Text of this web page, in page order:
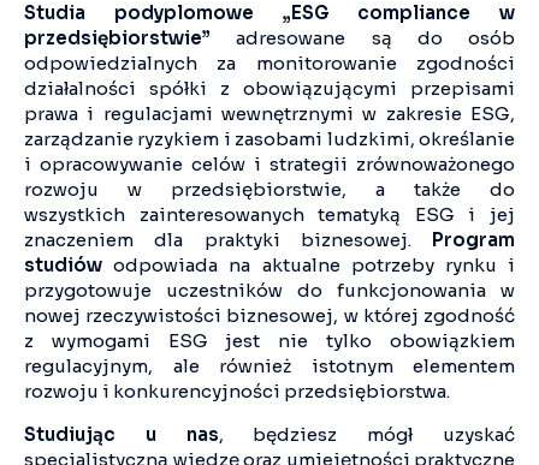
Studia podyplomowe „ESG compliance w
przedsiębiorstwie” adresowane są do osób
odpowiedzialnych za monitorowanie zgodności
działalności spółki z obowiązującymi przepisami
prawa i regulacjami wewnętrznymi w zakresie ESG,
zarządzanie ryzykiem i zasobami ludzkimi, określanie
i opracowywanie celów i strategii zrównoważonego
rozwoju w przedsiębiorstwie, a także do
wszystkich zainteresowanych tematyką ESG i jej
znaczeniem dla praktyki biznesowej. Program
studiówodpowiada na aktualne potrzeby rynku i
przygotowuje uczestników do funkcjonowania w
nowej rzeczywistości biznesowej, w której zgodność
z wymogami ESG jest nie tylko obowiązkiem
regulacyjnym, ale również istotnym elementem
rozwoju i konkurencyjności przedsiębiorstwa.
Studiując u nas, będziesz mógł uzyskać
specjalistyczną wiedzę oraz umiejętności praktyczne